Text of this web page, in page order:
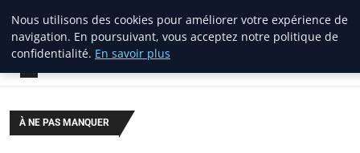
lostpages
BUSINESS INSIGHTS
À NE PAS MANQUER
Nous utilisons des cookies pour améliorer votre expérience de
navigation. En poursuivant, vous acceptez notre politique de
confidentialité. En savoir plus